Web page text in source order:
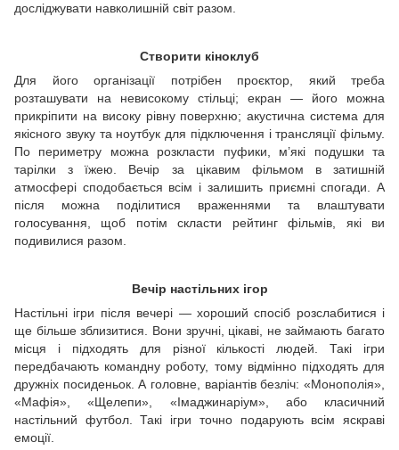
досліджувати навколишній світ разом.
Створити кіноклуб
Для його організації потрібен проєктор, який треба
розташувати на невисокому стільці; екран — його можна
прикріпити на високу рівну поверхню; акустична система для
якісного звуку та ноутбук для підключення і трансляції фільму.
По периметру можна розкласти пуфики, м’які подушки та
тарілки з їжею. Вечір за цікавим фільмом в затишній
атмосфері сподобається всім і залишить приємні спогади. А
після можна поділитися враженнями та влаштувати
голосування, щоб потім скласти рейтинг фільмів, які ви
подивилися разом.
Вечір настільних ігор
Настільні ігри після вечері — хороший спосіб розслабитися і
ще більше зблизитися. Вони зручні, цікаві, не займають багато
місця і підходять для різної кількості людей. Такі ігри
передбачають командну роботу, тому відмінно підходять для
дружніх посиденьок. А головне, варіантів безліч: «Монополія»,
«Мафія», «Щелепи», «Імаджинаріум», або класичний
настільний футбол. Такі ігри точно подарують всім яскраві
емоції.